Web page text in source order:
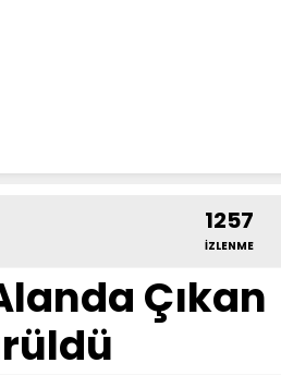
1257
İZLENME
Çıkan